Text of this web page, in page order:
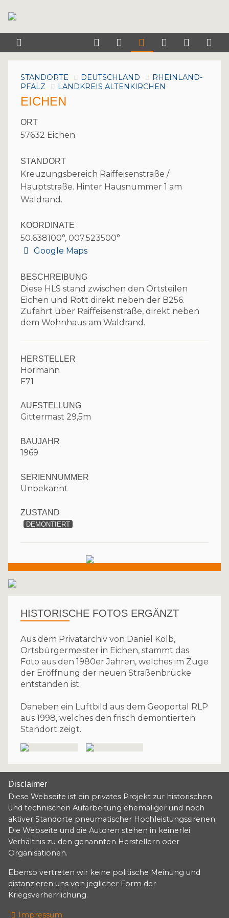
STANDORTE DEUTSCHLAND
RHEINLAND-
PFALZ
LANDKREIS ALTENKIRCHEN
EICHEN
ORT
57632 Eichen
STANDORT
Kreuzungsbereich Raiffeisenstraße /
Hauptstraße. Hinter Hausnummer 1 am
Waldrand.
KOORDINATE
50.638100°, 007.523500°
Google Maps
BESCHREIBUNG
Diese HLS stand zwischen den Ortsteilen
Eichen und Rott direkt neben der B256.
Zufahrt über Raiffeisenstraße, direkt neben
dem Wohnhaus am Waldrand.
HERSTELLER
Hörmann
F71
AUFSTELLUNG
Gittermast 29,5m
BAUJAHR
1969
SERIENNUMMER
Unbekannt
ZUSTAND
DEMONTIERT
HISTORISCHE FOTOS ERGÄNZT
Aus dem Privatarchiv von Daniel Kolb,
Ortsbürgermeister in Eichen, stammt das
Foto aus den 1980er Jahren, welches im Zuge
der Eröffnung der neuen Straßenbrücke
entstanden ist.
Daneben ein Luftbild aus dem Geoportal RLP
aus 1998, welches den frisch demontierten
Standort zeigt.
Disclaimer
Diese Webseite ist ein privates Projekt zur historischen
und technischen Aufarbeitung ehemaliger und noch
aktiver Standorte pneumatischer Hochleistungssirenen.
Die Webseite und die Autoren stehen in keinerlei
Verhältnis zu den genannten Herstellern oder
Organisationen.
Ebenso vertreten wir keine politische Meinung und
distanzieren uns von jeglicher Form der
Kriegsverherrlichung.
Impressum